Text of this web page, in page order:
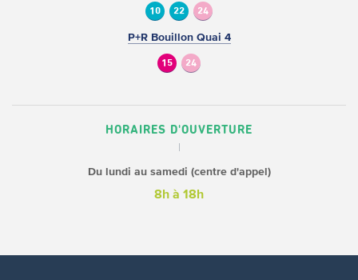
10 22 24
P+R Bouillon Quai 4
15 24
HORAIRES D'OUVERTURE
Du lundi au samedi (centre d'appel)
8h à 18h